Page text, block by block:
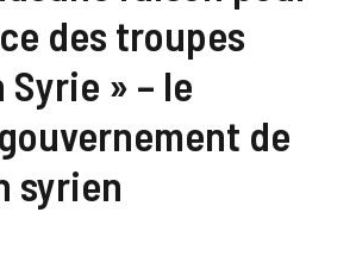
des troupes
Syrie » – le
de
syrien